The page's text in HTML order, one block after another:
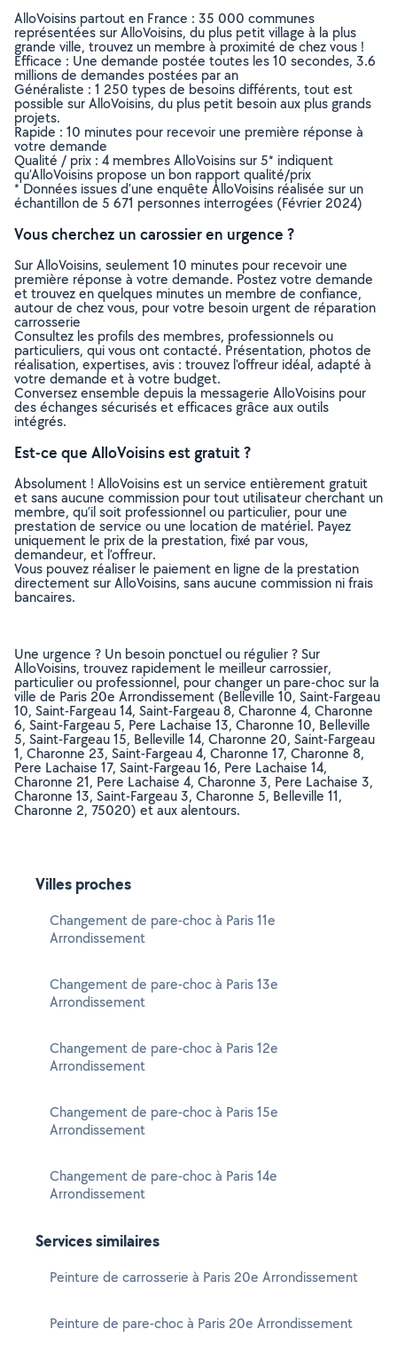
AlloVoisins partout en France : 35 000 communes
représentées sur AlloVoisins, du plus petit village à la plus
grande ville, trouvez un membre à proximité de chez vous !
Efficace : Une demande postée toutes les 10 secondes, 3.6
millions de demandes postées par an
Généraliste : 1 250 types de besoins différents, tout est
possible sur AlloVoisins, du plus petit besoin aux plus grands
projets.
Rapide : 10 minutes pour recevoir une première réponse à
votre demande
Qualité / prix : 4 membres AlloVoisins sur 5* indiquent
qu’AlloVoisins propose un bon rapport qualité/prix
* Données issues d’une enquête AlloVoisins réalisée sur un
échantillon de 5 671 personnes interrogées (Février 2024)
Vous cherchez un carossier en urgence ?
Sur AlloVoisins, seulement 10 minutes pour recevoir une
première réponse à votre demande. Postez votre demande
et trouvez en quelques minutes un membre de confiance,
autour de chez vous, pour votre besoin urgent de réparation
carrosserie
Consultez les profils des membres, professionnels ou
particuliers, qui vous ont contacté. Présentation, photos de
réalisation, expertises, avis : trouvez l'offreur idéal, adapté à
votre demande et à votre budget.
Conversez ensemble depuis la messagerie AlloVoisins pour
des échanges sécurisés et efficaces grâce aux outils
intégrés.
Est-ce que AlloVoisins est gratuit ?
Absolument ! AlloVoisins est un service entièrement gratuit
et sans aucune commission pour tout utilisateur cherchant un
membre, qu’il soit professionnel ou particulier, pour une
prestation de service ou une location de matériel. Payez
uniquement le prix de la prestation, fixé par vous,
demandeur, et l’offreur.
Vous pouvez réaliser le paiement en ligne de la prestation
directement sur AlloVoisins, sans aucune commission ni frais
bancaires.
Une urgence ? Un besoin ponctuel ou régulier ? Sur
AlloVoisins, trouvez rapidement le meilleur carrossier,
particulier ou professionnel, pour changer un pare-choc sur la
ville de Paris 20e Arrondissement (Belleville 10, Saint-Fargeau
10, Saint-Fargeau 14, Saint-Fargeau 8, Charonne 4, Charonne
6, Saint-Fargeau 5, Pere Lachaise 13, Charonne 10, Belleville
5, Saint-Fargeau 15, Belleville 14, Charonne 20, Saint-Fargeau
1, Charonne 23, Saint-Fargeau 4, Charonne 17, Charonne 8,
Pere Lachaise 17, Saint-Fargeau 16, Pere Lachaise 14,
Charonne 21, Pere Lachaise 4, Charonne 3, Pere Lachaise 3,
Charonne 13, Saint-Fargeau 3, Charonne 5, Belleville 11,
Charonne 2, 75020) et aux alentours.
Villes proches
Changement de pare-choc à Paris 11e
Arrondissement
Changement de pare-choc à Paris 13e
Arrondissement
Changement de pare-choc à Paris 12e
Arrondissement
Changement de pare-choc à Paris 15e
Arrondissement
Changement de pare-choc à Paris 14e
Arrondissement
Services similaires
Peinture de carrosserie à Paris 20e Arrondissement
Peinture de pare-choc à Paris 20e Arrondissement